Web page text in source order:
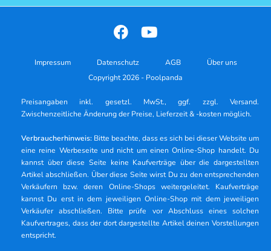
Impressum Datenschutz AGB
Über uns
Copyright 2026 - Poolpanda
Preisangaben inkl. gesetzl. MwSt., ggf. zzgl. Versand.
Zwischenzeitliche Änderung der Preise, Lieferzeit & -kosten möglich.
Verbraucherhinweis: Bitte beachte, dass es sich bei dieser Website um
eine reine Werbeseite und nicht um einen Online-Shop handelt. Du
kannst über diese Seite keine Kaufverträge über die dargestellten
Artikel abschließen. Über diese Seite wirst Du zu den entsprechenden
Verkäufern bzw. deren Online-Shops weitergeleitet. Kaufverträge
kannst Du erst in dem jeweiligen Online-Shop mit dem jeweiligen
Verkäufer abschließen. Bitte prüfe vor Abschluss eines solchen
Kaufvertrages, dass der dort dargestellte Artikel deinen Vorstellungen
entspricht.